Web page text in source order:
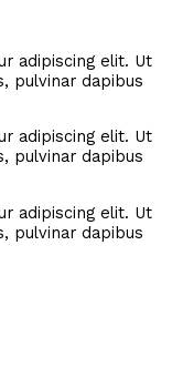
adipiscing elit. Ut
pulvinar dapibus
adipiscing elit. Ut
pulvinar dapibus
adipiscing elit. Ut
pulvinar dapibus